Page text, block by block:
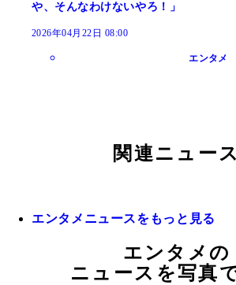
や、そんなわけないやろ！」
2026年04月22日 08:00
エンタメ
関連ニュース
エンタメニュースをもっと見る
エンタメの
ニュースを写真